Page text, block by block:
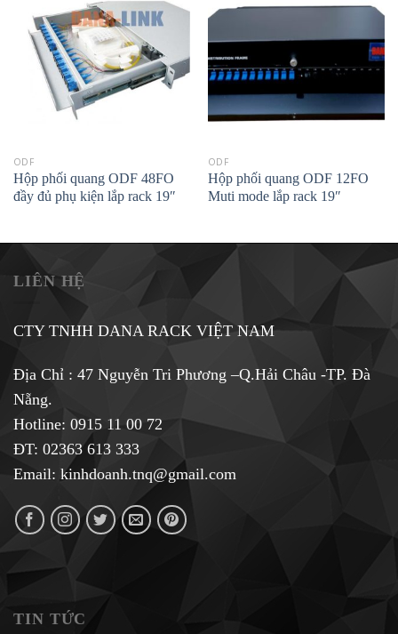
ODF
Hộp phối quang ODF 48FO
đầy đủ phụ kiện lắp rack 19″
ODF
Hộp phối quang ODF 12FO
Muti mode lắp rack 19″
LIÊN HỆ
CTY TNHH DANA RACK VIỆT NAM
Địa Chỉ : 47 Nguyễn Tri Phương –Q.Hải Châu -TP. Đà
Nẵng.
Hotline: 0915 11 00 72
ĐT: 02363 613 333
Email: kinhdoanh.tnq@gmail.com
TIN TỨC